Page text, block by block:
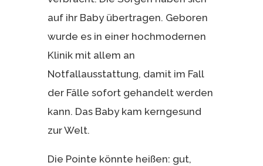
auf ihr Baby übertragen. Geboren
wurde es in einer hochmodernen
Klinik mit allem an
Notfallausstattung, damit im Fall
der Fälle sofort gehandelt werden
kann. Das Baby kam kerngesund
zur Welt.
Die Pointe könnte heißen: gut,